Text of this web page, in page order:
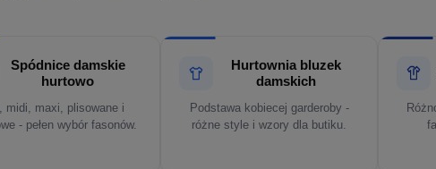
Spódnice damskie
hurtowo
midi, maxi, plisowane i
- pełen wybór fasonów.
Hurtownia bluzek
damskich
Podstawa kobiecej garderoby -
różne style i wzory dla butiku.